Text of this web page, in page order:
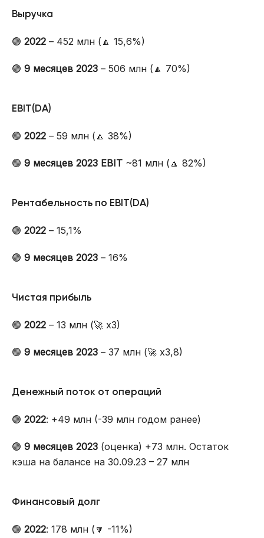
Выручка
🟢 2022 – 452 млн (🔼 15,6%)
🟢 9 месяцев 2023 – 506 млн (🔼 70%)
EBIT(DA)
🟢 2022 – 59 млн (🔼 38%)
🟢 9 месяцев 2023 EBIT ~81 млн (🔼 82%)
Рентабельность по EBIT(DA)
🟢 2022 – 15,1%
🟢 9 месяцев 2023 – 16%
Чистая прибыль
🟢 2022 – 13 млн (🚀 х3)
🟢 9 месяцев 2023 – 37 млн (🚀 х3,8)
Денежный поток от операций
🟢 2022: +49 млн (-39 млн годом ранее)
🟢 9 месяцев 2023 (оценка) +73 млн. Остаток
кэша на балансе на 30.09.23 – 27 млн
Финансовый долг
🟢 2022: 178 млн (🔽 -11%)